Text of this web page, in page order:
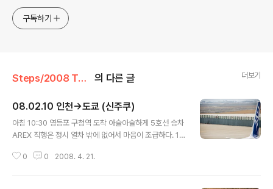
구독하기
Steps/2008 Tokyo, Japan 의 다른 글 더보기
08.02.10 인천→도쿄 (신주쿠)
아침 10:30 영등포 구청역 도착 아슬아슬하게 5호선 승차
AREX 직행은 정시 열차 밖에 없어서 마음이 조급하다. 1
아 준다. 얼핏 홍콩AEL과 똑같다. 속도는 느리다. 그래도
0 0 2008. 4. 21.